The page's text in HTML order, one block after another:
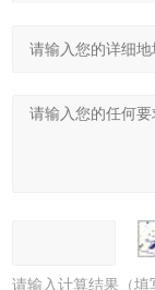
请输入计算结果（